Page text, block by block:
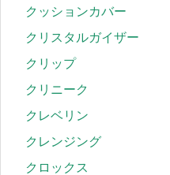
クッションカバー
クリスタルガイザー
クリップ
クリニーク
クレベリン
クレンジング
クロックス